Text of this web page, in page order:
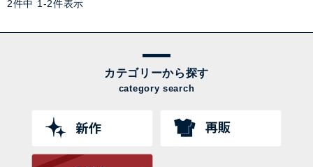
2件中 1 -2件表示
カテゴリーから探す
category search